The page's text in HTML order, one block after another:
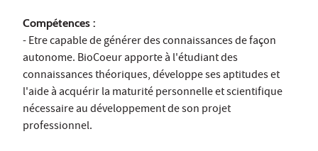
Compétences :
- Etre capable de générer des connaissances de façon
autonome. BioCoeur apporte à l'étudiant des
connaissances théoriques, développe ses aptitudes et
l'aide à acquérir la maturité personnelle et scientifique
nécessaire au développement de son projet
professionnel.